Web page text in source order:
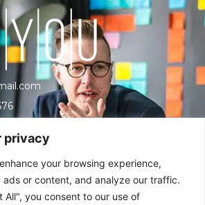
privacy
your browsing experience,
ads or content, and analyze our traffic.
All", you consent to our use of